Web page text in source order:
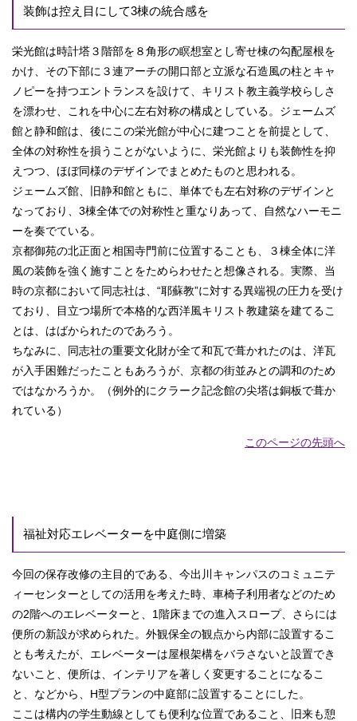
装飾は控え目にして3棟の統合感を
栄光館は時計塔３階部を８角形の瞑想室とし寄せ棟の勾配屋根を
かけ、その下部に３連アーチの開口部と立派な石造風の柱とキャ
ノピーを持つエントランスを設けて、キリスト教主義学校らしさ
を漂わせ、これを中心に左右対称の構成としている。ジェームズ
館と静和館は、後にこの栄光館が中心に建つことを前提として、
全体の対称性を損うことがないように、栄光館よりも装飾性を抑
えつつ、ほぼ同様のデザインでまとめたものと思われる。
ジェームズ館、旧静和館ともに、単体でも左右対称のデザインと
なっており、3棟全体での対称性と重なりあって、自然なハーモニ
ーを奏でている。
京都御苑の北正面と相国寺門前に位置することも、３棟全体に洋
風の装飾を強く施すことをためらわせたと想像される。実際、当
時の京都において同志社は、“耶蘇教”に対する異端視の圧力を受け
ており、目立つ場所で本格的な西洋風キリスト教建築を建てるこ
とは、はばかられたのであろう。
ちなみに、同志社の重要文化財が全て和瓦で葺かれたのは、洋瓦
が入手困難だったこともあろうが、京都の街並みとの調和のため
ではなかろうか。（例外的にクラーク記念館の尖塔は銅板で葺か
れている）
このページの先頭へ
福祉対応エレベーターを中庭側に増築
今回の保存改修の主目的である、今出川キャンパスのコミュニテ
ィーセンターとしての活用を考えた時、車椅子利用者などのため
の2階へのエレベーターと、1階床までの進入スロープ、さらには
便所の新設が求められた。外観保全の観点から内部に設置するこ
とも考えたが、エレベーターは屋根架構をバラさないと設置でき
ないこと、便所は、インテリアを著しく変更することになるこ
と、などから、H型プランの中庭部に設置することにした。
ここは構内の学生動線としても便利な位置であること、旧来も憩